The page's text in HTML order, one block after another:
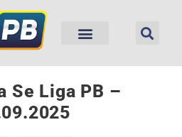
Se Liga PB –